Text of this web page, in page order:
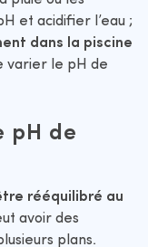
et acidifier l’eau ;
dans la piscine
varier le pH de
pH de
rééquilibré au
avoir des
plans.